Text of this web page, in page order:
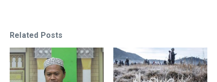
Related Posts